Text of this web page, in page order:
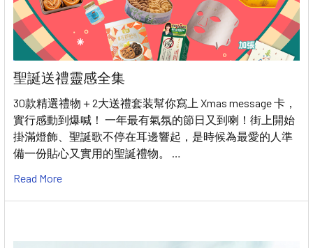
聖誕送禮靈感全集
30款精選禮物＋2大送禮套装幫你寫上 Xmas message 卡，
實行感動到爆喊！ 一年最有氣氛的節日又到喇！街上開始
掛滿燈飾、聖誕歌不停在耳邊響起，是時候為最愛的人準
備一份貼心又實用的聖誕禮物。 …
Read More